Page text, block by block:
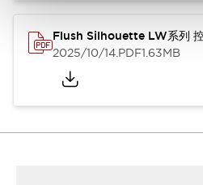
Flush Silhouette LW系列
2025/10/14.PDF1.63MB